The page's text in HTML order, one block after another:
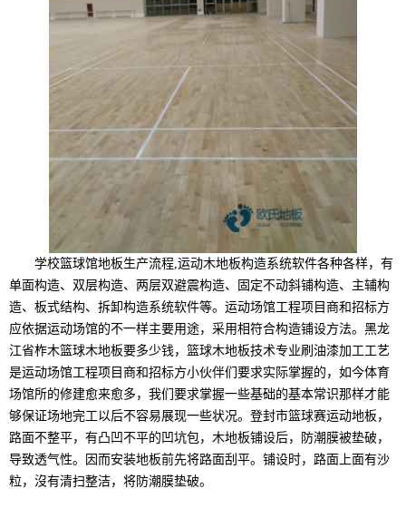
学校篮球馆地板生产流程,运动木地板构造系统软件各种各样，有
单面构造、双层构造、两层双避震构造、固定不动斜铺构造、主辅构
造、板式结构、拆卸构造系统软件等。运动场馆工程项目商和招标方
应依据运动场馆的不一样主要用途，采用相符合构造铺设方法。黑龙
江省柞木篮球木地板要多少钱，篮球木地板技术专业刷油漆加工工艺
是运动场馆工程项目商和招标方小伙伴们要求实际掌握的，如今体育
场馆所的修建愈来愈多，我们要求掌握一些基础的基本常识那样才能
够保证场地完工以后不容易展现一些状况。登封市篮球赛运动地板，
路面不整平，有凸凹不平的凹坑包，木地板铺设后，防潮膜被垫破，
导致透气性。因而安装地板前先将路面刮平。铺设时，路面上面有沙
粒，沒有清扫整洁，将防潮膜垫破。